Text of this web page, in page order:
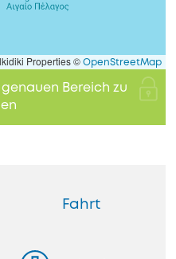
Properties © OpenStreetMap
Bereich zu
Fahrt